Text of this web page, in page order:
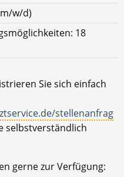
w/d)
18
Sie sich einfach
stellenanfrag
selbstverständlich
gerne zur Verfügung: